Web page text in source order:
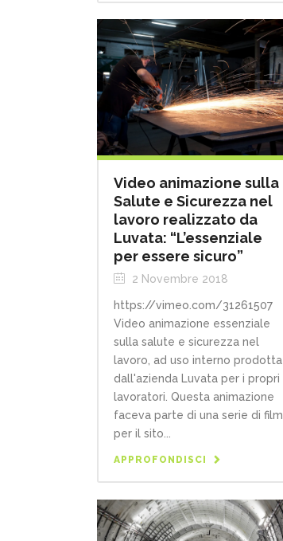
Video animazione sulla
Salute e Sicurezza nel
lavoro realizzato da
Luvata: “L’essenziale
per essere sicuro”
2 Novembre 2018
https://vimeo.com/31261507
Video animazione essenziale
sulla salute e sicurezza nel
lavoro, ad uso interno prodotta
dall'azienda Luvata per i propri
lavoratori. Questa animazione
faceva parte di una serie di film
per il sito...
APPROFONDISCI